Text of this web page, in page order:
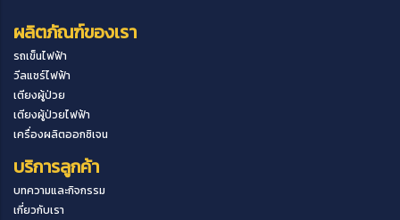
ผลิตภัณฑ์ของเรา
รถเข็นไฟฟ้า
วีลแชร์ไฟฟ้า
เตียงผู้ป่วย
เตียงผู้ป่วยไฟฟ้า
เครื่องผลิตออกซิเจน
บริการลูกค้า
บทความและกิจกรรม
เกี่ยวกับเรา